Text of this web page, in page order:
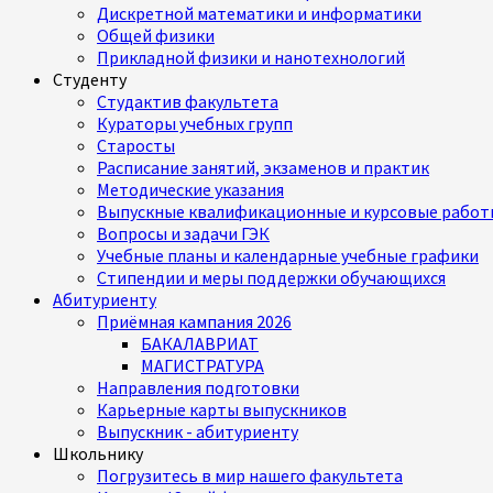
Дискретной математики и информатики
Общей физики
Прикладной физики и нанотехнологий
Студенту
Студактив факультета
Кураторы учебных групп
Старосты
Расписание занятий, экзаменов и практик
Методические указания
Выпускные квалификационные и курсовые
Вопросы и задачи ГЭК
Учебные планы и календарные учебные графики
Стипендии и меры поддержки обучающихся
Абитуриенту
Приёмная кампания 2026
БАКАЛАВРИАТ
МАГИСТРАТУРА
Направления подготовки
Карьерные карты выпускников
Выпускник - абитуриенту
Школьнику
Погрузитесь в мир нашего факультета